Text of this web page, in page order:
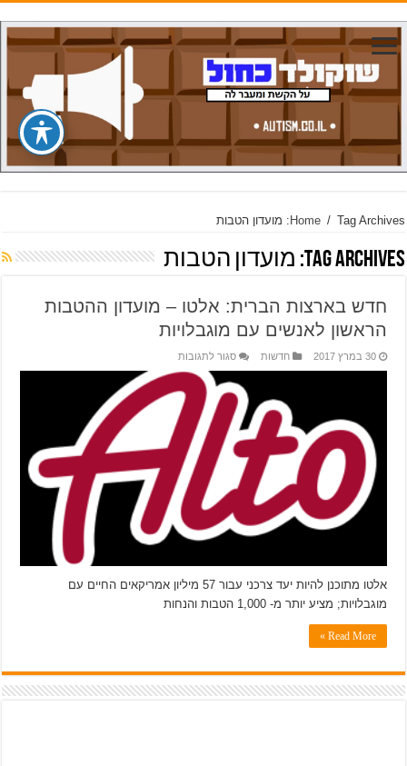
Home / Tag Archives: מועדון הטבות
Tag Archives: מועדון הטבות
חדש בארצות הברית: אלטו – מועדון ההטבות
הראשון לאנשים עם מוגבלויות
30 במרץ 2017 חדשות סגור לתגובות
בארצות
הברית:
אלטו
מועדון
ההטבות
הראשון
לאנשים
מוגבלויות
אלטו מתוכנן להיות יעד צרכני עבור 57 מיליון אמריקאים החיים עם
מוגבלויות; מציע יותר מ- 1,000 הטבות והנחות
Read More »